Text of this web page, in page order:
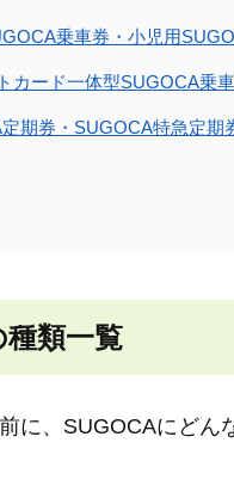
乗車券・小児用
カード一体型SUGOCA乗
期券・SUGOCA特急定期
類一覧
に、SUGOCAにど